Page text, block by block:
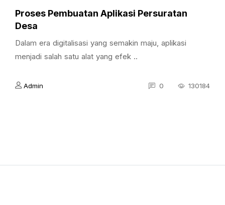
Proses Pembuatan Aplikasi Persuratan
Desa
Dalam era digitalisasi yang semakin maju, aplikasi
menjadi salah satu alat yang efek ..
Admin 0 130184